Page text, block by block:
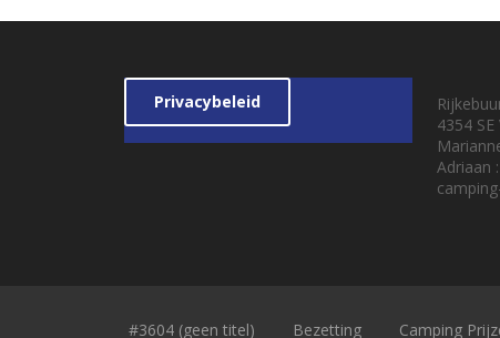
4354
Adriaan
Privacybeleid
#3604 (geen titel) Bezetting Camping